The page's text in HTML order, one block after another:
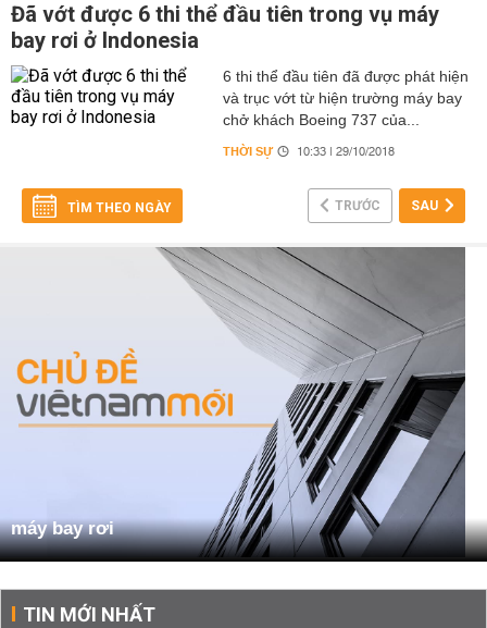
Đã vớt được 6 thi thể đầu tiên trong vụ máy
bay rơi ở Indonesia
6 thi thể đầu tiên đã được phát hiện
và trục vớt từ hiện trường máy bay
chở khách Boeing 737 của...
THỜI SỰ 10:33 | 29/10/2018
TÌM THEO NGÀY TRƯỚC SAU
máy bay rơi
TIN MỚI NHẤT